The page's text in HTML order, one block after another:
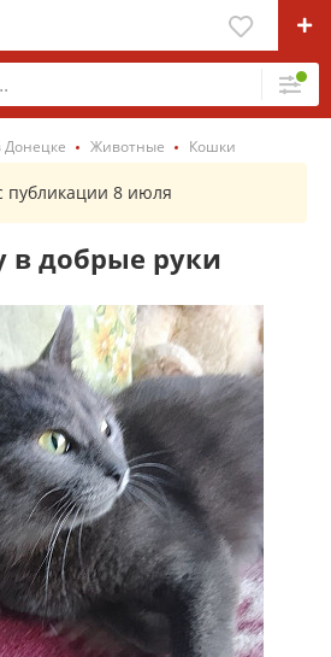
Животные Кошки
публикации 8 июля
добрые руки